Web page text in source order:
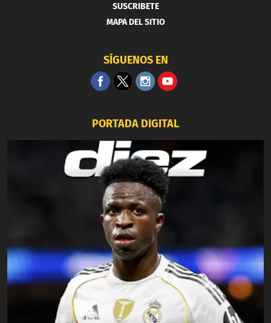
SUSCRIBETE
MAPA DEL SITIO
SÍGUENOS EN
PORTADA DIGITAL